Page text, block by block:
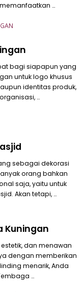
…
bagi siapapun yang
untuk logo khusus
identitas produk,
…
sebagai dekorasi
orang bahkan
saja, yaitu untuk
Akan tetapi, …
Kuningan
dan menawan
dengan memberikan
menarik, Anda
…